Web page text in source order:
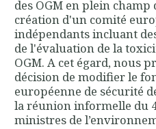
des OGM en plein champ
création d'un comité
indépendants incluant
de l'évaluation de la
OGM. A cet égard, nous
décision de modifier le
européenne de sécurité
la réunion informelle du
ministres de